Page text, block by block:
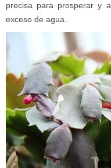
precisa para prosperar y
exceso de agua.